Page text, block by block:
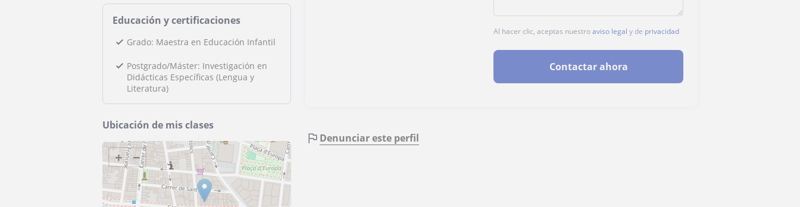
Educación y certificaciones
Grado: Maestra en Educación Infantil
Postgrado/Máster: Investigación en
Didácticas Específicas (Lengua y
Literatura)
Ubicación de mis clases
+ −
Al hacer clic, aceptas nuestroaviso legal y de privacidad
Contactar ahora
Denunciar este perfil